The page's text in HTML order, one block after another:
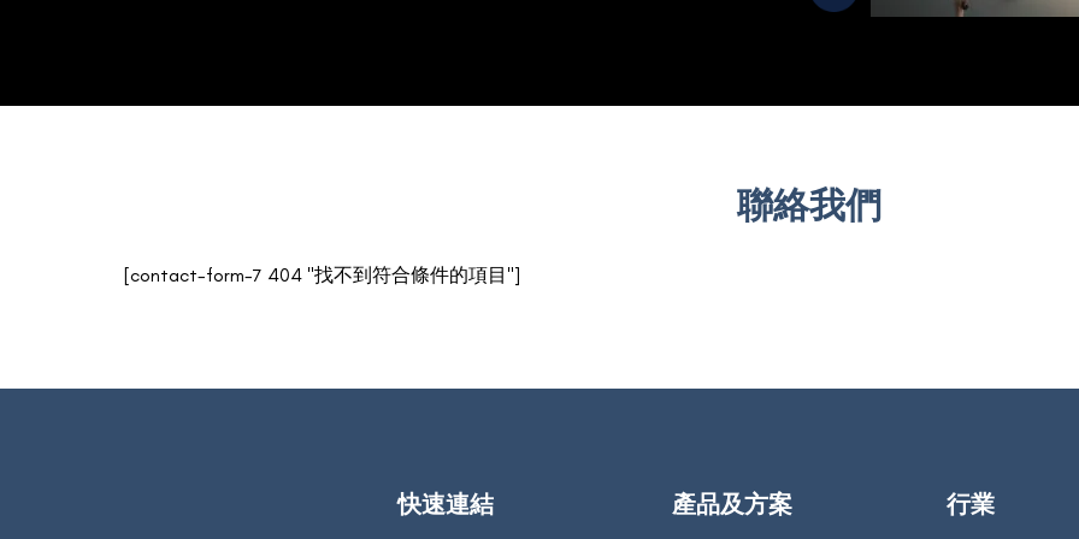
聯絡我們
[contact-form-7 404 "找不到符合條件的項目"]
快速連結 產品及方案 行業